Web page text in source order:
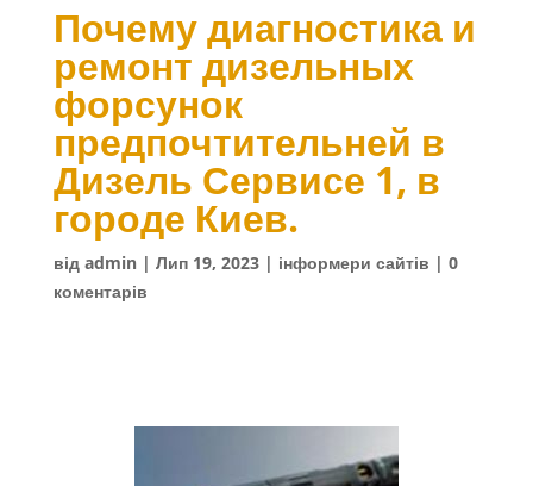
Почему диагностика и
ремонт дизельных
форсунок
предпочтительней в
Дизель Сервисе 1, в
городе Киев.
від admin| Лип 19, 2023| інформери сайтів | 0
коментарів